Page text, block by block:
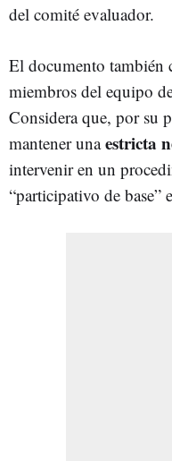
del comité evaluador.
El documento también
miembros del equipo
Considera que, por su
mantener unaestricta
intervenir en un
“participativo de base”